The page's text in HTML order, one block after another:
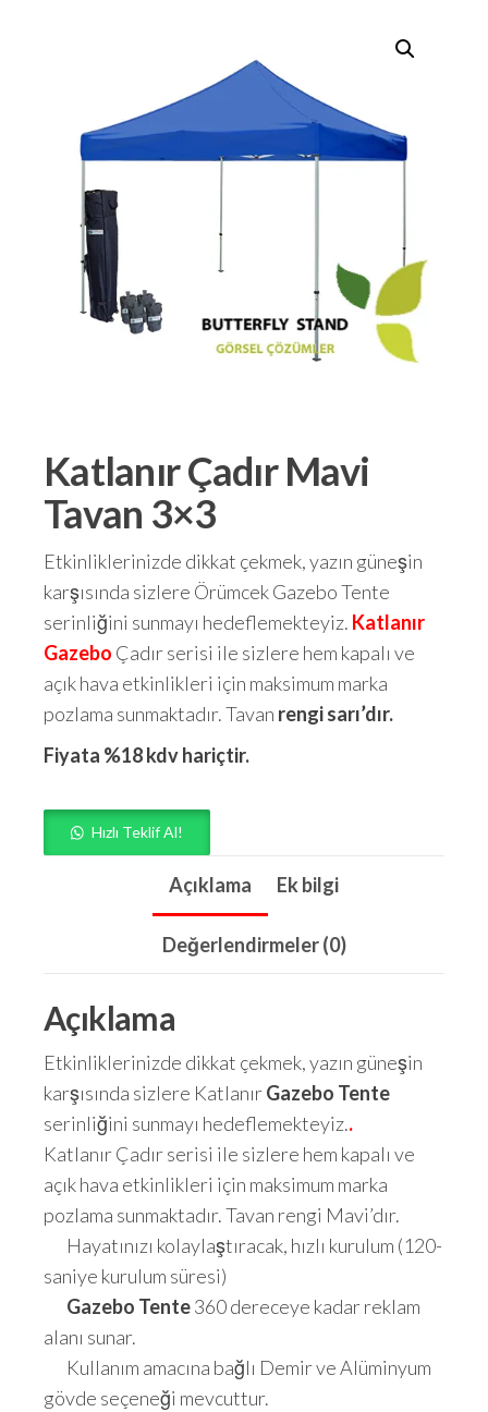
Katlanır Çadır Mavi
Tavan 3×3
Etkinliklerinizde dikkat çekmek, yazın güneşin
karşısında sizlere Örümcek Gazebo Tente
serinliğini sunmayı hedeflemekteyiz. Katlanır
Gazebo Çadır serisi ile sizlere hem kapalı ve
açık hava etkinlikleri için maksimum marka
pozlama sunmaktadır. Tavan rengi sarı’dır.
Fiyata %18 kdv hariçtir.
Hızlı Teklif Al!
Açıklama Ek bilgi
Değerlendirmeler (0)
Açıklama
Etkinliklerinizde dikkat çekmek, yazın güneşin
karşısında sizlere KatlanırGazebo Tente
serinliğini sunmayı hedeflemekteyiz..
Katlanır Çadır serisi ile sizlere hem kapalı ve
açık hava etkinlikleri için maksimum marka
pozlama sunmaktadır. Tavan rengi Mavi’dır.
Hayatınızı kolaylaştıracak, hızlı kurulum (120-
saniye kurulum süresi)
Gazebo Tente360 dereceye kadar reklam
alanı sunar.
Kullanım amacına bağlı Demir ve Alüminyum
gövde seçeneği mevcuttur.